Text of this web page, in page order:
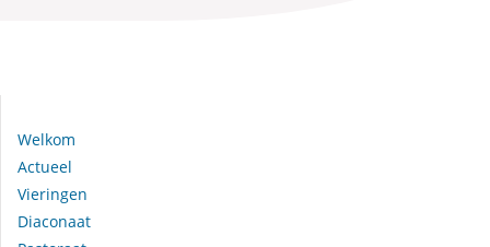
Welkom
Actueel
Vieringen
Diaconaat